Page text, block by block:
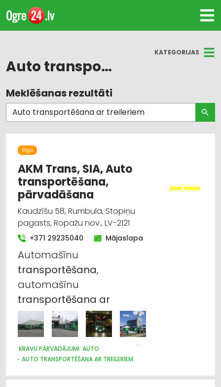
KATEGORIJAS
Auto transportēšana ar treileriem
Visas nozares
Auto transportēšana ar treileriem
Auto evakuācija, tehniskā palīdzība uz ceļa
Auto remonts, apkope
Autotransports
Auto riepu serviss
Loģistika
Auto piekabes un treileri, kemperi
Auto rezerves daļu tirdzniecība
Autostāvvietas
Meklēšanas rezultāti
Rīga
AKM Trans, SIA, Auto
transportēšana,
pārvadāšana
Kaudzīšu 58, Rumbula, Stopiņu
pagasts, Ropažu nov., LV-2121
+371 29235040 Mājaslapa
Automašīnu
transportēšana,
automašīnu
transportēšana ar
KRAVU PĀRVADĀJUMI: AUTO
AUTO TRANSPORTĒŠANA AR TREILERIEM